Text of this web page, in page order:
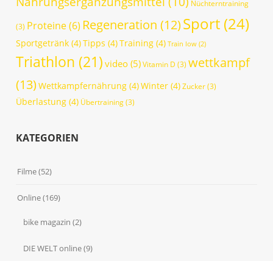
Nüchterntraining
(3) Proteine(6) Regeneration (12)Sport (24)
Sportgetränk (4)Tipps (4)Training (4) Train low (2)
Triathlon (21) video (5)Vitamin D (3) wettkampf
(13)Wettkampfernährung (4)Winter (4)Zucker(3)
Überlastung (4) Übertraining(3)
KATEGORIEN
Filme(52)
Online(169)
bike magazin (2)
DIE WELT online(9)